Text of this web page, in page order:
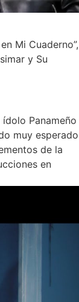
Mi Cuaderno”,
y Su
Panameño
muy esperado
de la
en